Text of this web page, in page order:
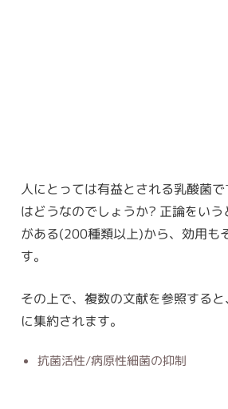
人にとっては有益とされる乳酸菌
はどうなのでしょうか? 正論をい
がある(200種類以上)から、効用も
す。
その上で、複数の文献を参照する
に集約されます。
抗菌活性/病原性細菌の抑制